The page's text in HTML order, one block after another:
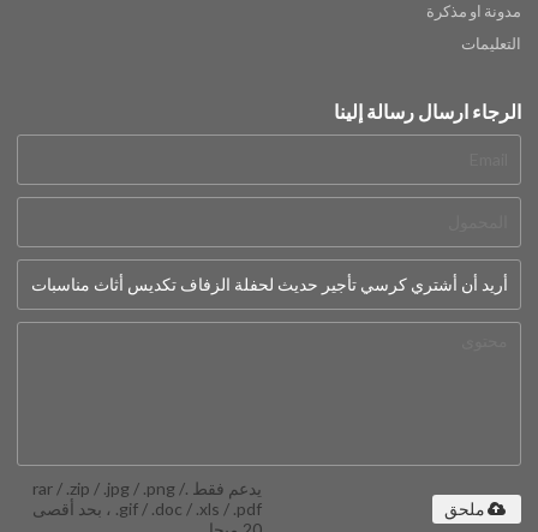
مدونة او مذكرة
التعليمات
الرجاء ارسال رسالة إلينا
يدعم فقط .rar / .zip / .jpg / .png /
.gif / .doc / .xls / .pdf ، بحد أقصى
ملحق